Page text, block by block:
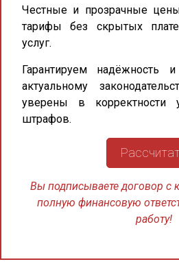
Честные и прозрачные
тарифы без скрытых
услуг.
Гарантируем надёжность
актуальному
уверены в корректности
штрафов.
Вы подписываете договор с
полную финансовую
работу!